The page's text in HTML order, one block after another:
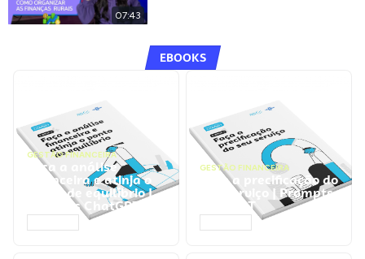
07:43
EBOOKS
GESTÃO FINANCEIRA
Faça a análise
financeira e atinja o
ponto de equilíbrio |
Prompts ChatGPT
GESTÃO FINANCEIRA
Faça a precificação do
seu serviço | Prompts
ChatGPT